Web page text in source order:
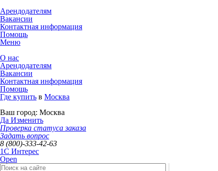
Арендодателям
Вакансии
Контактная информация
Помощь
Меню
О нас
Арендодателям
Вакансии
Контактная информация
Помощь
Где купить в Москва
Ваш город: Москва
Да Изменить
Проверка статуса заказа
Задать вопрос
8 (800)-333-42-63
1C Интерес
Open